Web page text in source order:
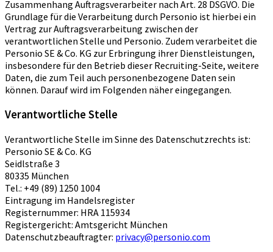
Zusammenhang Auftragsverarbeiter nach Art. 28 DSGVO. Die
Grundlage für die Verarbeitung durch Personio ist hierbei ein
Vertrag zur Auftragsverarbeitung zwischen der
verantwortlichen Stelle und Personio. Zudem verarbeitet die
Personio SE & Co. KG zur Erbringung ihrer Dienstleistungen,
insbesondere für den Betrieb dieser Recruiting-Seite, weitere
Daten, die zum Teil auch personenbezogene Daten sein
können. Darauf wird im Folgenden näher eingegangen.
Verantwortliche Stelle
Verantwortliche Stelle im Sinne des Datenschutzrechts ist:
Personio SE & Co. KG
Seidlstraße 3
80335 München
Tel.: +49 (89) 1250 1004
Eintragung im Handelsregister
Registernummer: HRA 115934
Registergericht: Amtsgericht München
Datenschutzbeauftragter: privacy@personio.com